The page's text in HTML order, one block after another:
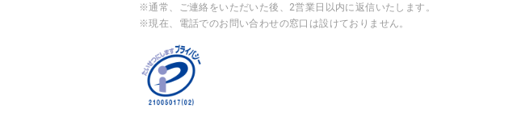
※通常、ご連絡をいただいた後、2営業日以内に返信いたします。
※現在、電話でのお問い合わせの窓口は設けておりません。